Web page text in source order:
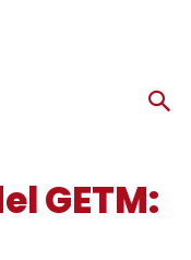
GETM: